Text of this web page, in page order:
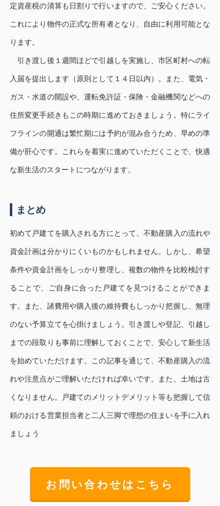
定資産税の清算も日割りで行いますので、ご安心ください。
これにより物件の正式な所有者となり、自由に利用可能とな
ります。
引き渡し後１週間ほどで引越しを実施し、市区町村への転
入届を提出します（原則として１４日以内）。また、電気・
ガス・水道の開設や、運転免許証・保険・金融機関などへの
住所変更手続きもこの時期に進めておきましょう。特にライ
フラインの開通は繁忙期には予約が混み合うため、早めの準
備が肝心です。これらを着実に進めていただくことで、快適
な新生活のスタートにつながります。
まとめ
初めて戸建てを購入される方にとって、不動産購入の流れや
資金計画は分かりにくいものかもしれません。しかし、希望
条件や資金計画をしっかり整理し、複数の物件を比較検討す
ることで、ご自身に合った戸建てを見つけることができま
す。また、諸費用や購入後の維持費もしっかり把握し、無理
のない予算立てを心掛けましょう。引き渡しや登記、引越し
までの段取りも事前に理解しておくことで、安心して新生活
を始めていただけます。この記事を通じて、不動産購入の流
れや注意点がご理解いただければ幸いです。また、土地は古
くなりません。戸建てのメリットデメリット等も把握して信
頼のおける営業担当者と二人三脚で理想の住まいを手に入れ
ましょう
お問い合わせはこちら